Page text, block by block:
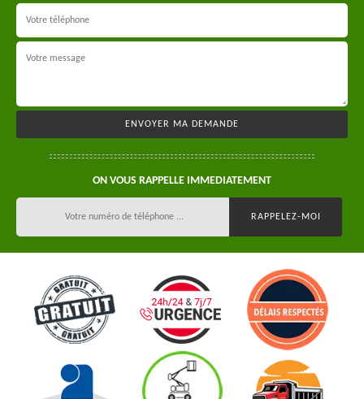
ON VOUS RAPPELLE IMMEDIATEMENT